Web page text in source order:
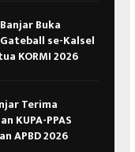
Buka
se-Kalsel
KORMI 2026
Terima
KUPA-PPAS
APBD 2026